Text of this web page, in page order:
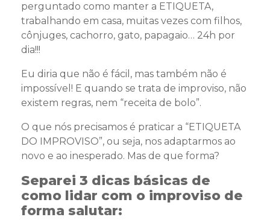
perguntado como manter a ETIQUETA,
trabalhando em casa, muitas vezes com filhos,
cônjuges, cachorro, gato, papagaio… 24h por
dia!!!
Eu diria que não é fácil, mas também não é
impossível! E quando se trata de improviso, não
existem regras, nem “receita de bolo”.
O que nós precisamos é praticar a “ETIQUETA
DO IMPROVISO”, ou seja, nos adaptarmos ao
novo e ao inesperado. Mas de que forma?
Separei 3 dicas básicas de
como lidar com o improviso de
forma salutar: